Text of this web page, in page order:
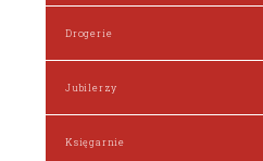
Drogerie
Jubilerzy
Księgarnie